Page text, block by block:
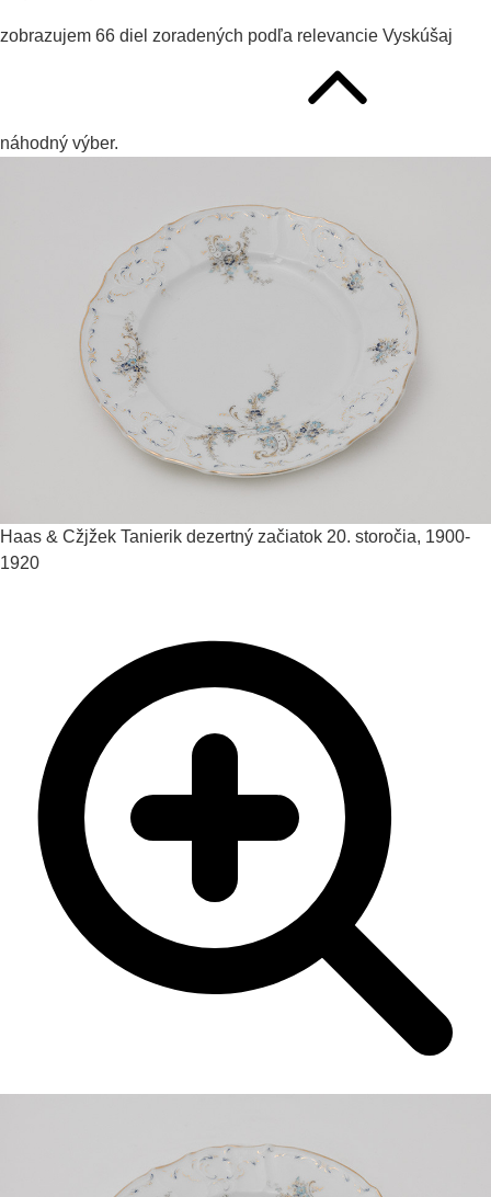
zobrazujem 66 diel zoradených podľa relevancie Vyskúšaj
náhodný výber.
Haas & Cžjžek Tanierik dezertný začiatok 20. storočia, 1900-
1920